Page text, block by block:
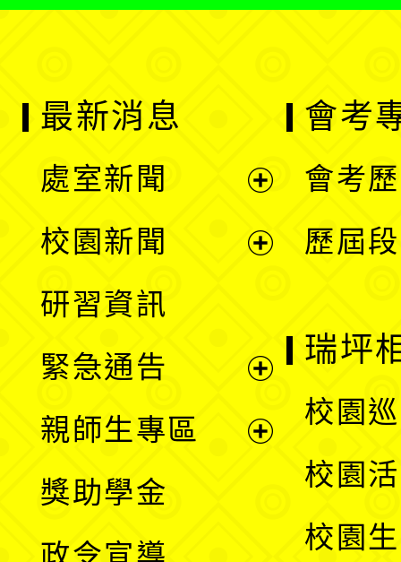
最新消息
處室新聞
單
校園新聞
選
單
研習資訊
緊急通告
親師生專區
獎助學金
政令宣導
會考
會考
歷屆
瑞坪
校園
校園
校園